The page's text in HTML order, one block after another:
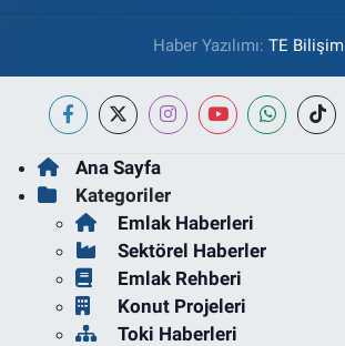
Haber Yazılımı: TE Bilişim
Ana Sayfa
Kategoriler
Emlak Haberleri
Sektörel Haberler
Emlak Rehberi
Konut Projeleri
Toki Haberleri